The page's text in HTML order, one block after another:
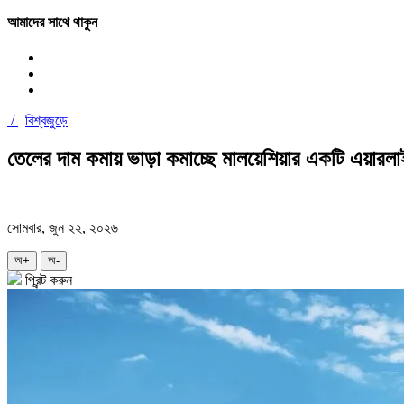
আমাদের সাথে থাকুন
/ বিশ্বজুড়ে
তেলের দাম কমায় ভাড়া কমাচ্ছে মালয়েশিয়ার একটি
সোমবার, জুন ২২, ২০২৬
অ+ অ-
প্রিন্ট করুন